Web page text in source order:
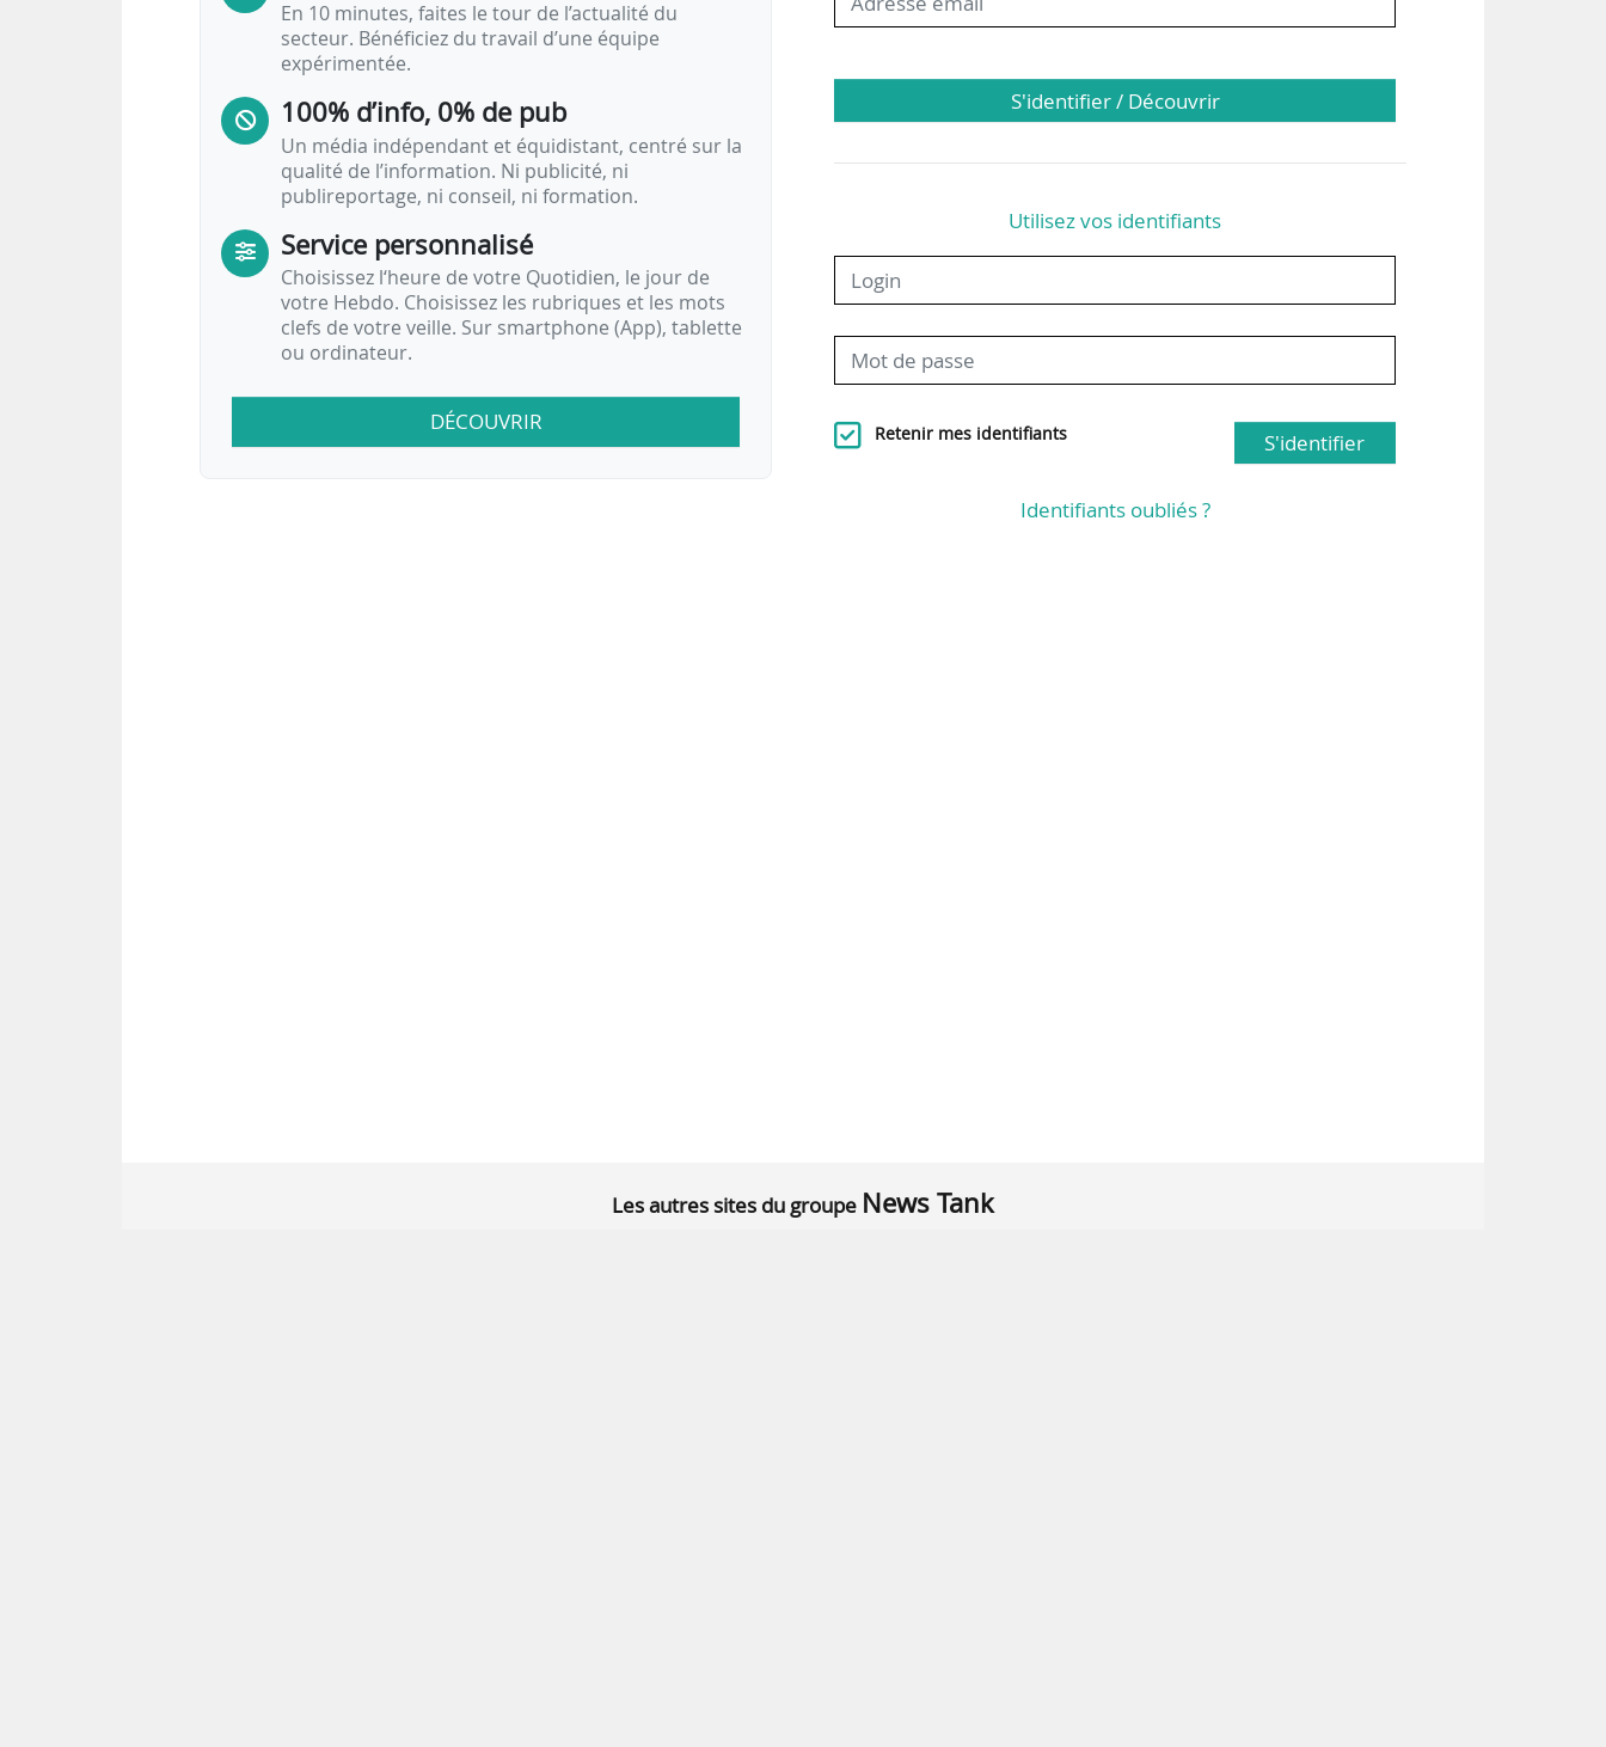
En 10 minutes, faites le tour de l’actualité du
secteur. Bénéficiez du travail d’une équipe
expérimentée.
100% d’info, 0% de pub
Un média indépendant et équidistant, centré sur la
qualité de l’information. Ni publicité, ni
publireportage, ni conseil, ni formation.
Service personnalisé
Choisissez l‘heure de votre Quotidien, le jour de
votre Hebdo. Choisissez les rubriques et les mots
clefs de votre veille. Sur smartphone (App), tablette
ou ordinateur.
DÉCOUVRIR
S'identifier / Découvrir
Utilisez vos identifiants
Retenir mes identifiants S'identifier
Identifiants oubliés ?
Les autres sites du groupe News Tank